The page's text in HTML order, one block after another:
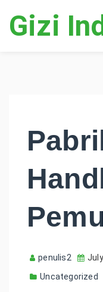
Gizi
penulis2
Uncategorized